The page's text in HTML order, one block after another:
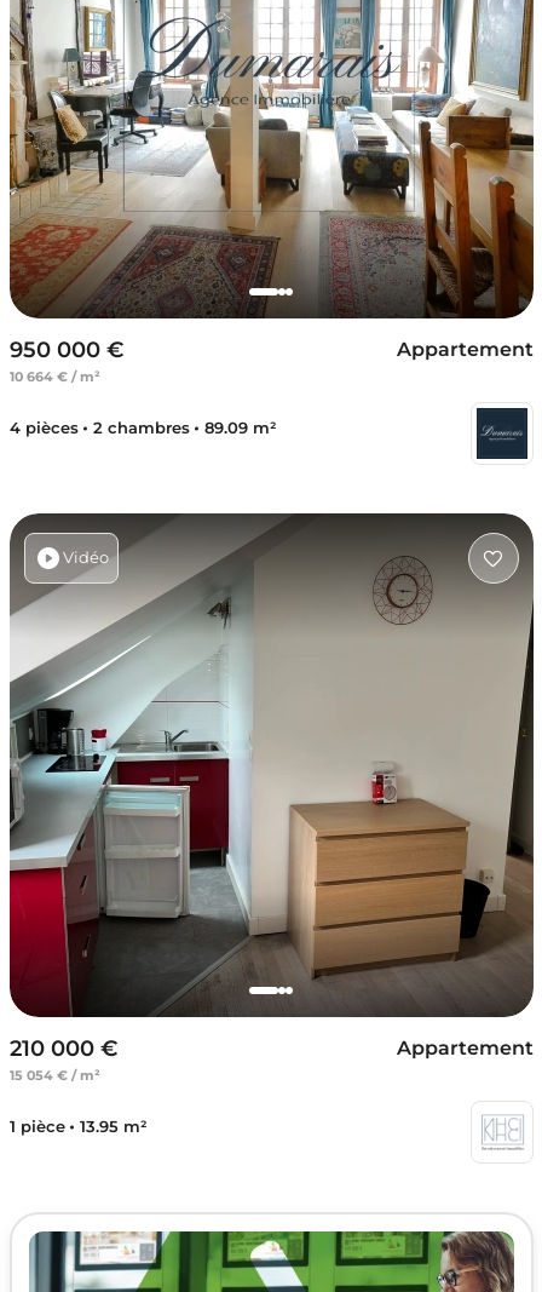
950 000 €
10 664 € / m²
Appartement
4 pièces 2 chambres 89.09 m²
Vidéo
210 000 €
15 054 € / m²
Appartement
1 pièce 13.95 m²